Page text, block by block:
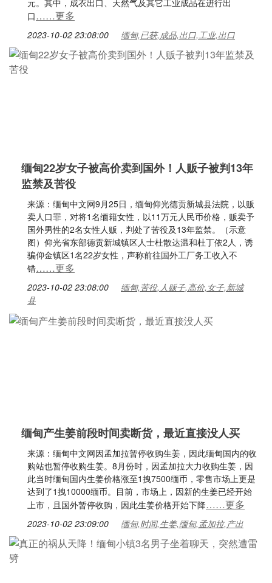
元。其中，成衣出口、天然气及其它工业成品在进行出
口……更多
2023-10-02 23:08:00 缅甸,已获,成品,出口,工业,出口
缅甸22岁女子被高价卖到国外！人贩子被判13年
监禁及苦役
来源：缅甸中文网9月25日，缅甸仰光德贡新城县法院，以贩
卖人口罪，对将1名缅籍女性，以11万元人民币价格，贩卖予
国外男性的2名女性人贩，判处了苦役及13年监禁。（示意
图）仰光省东部德贡新城镇区人士杜散达温和杜丁依2人，诱
骗仰金镇区1名22岁女性，声称前往国外工厂务工收入不
错……更多
2023-10-02 23:08:00
缅甸,苦役,人贩子,高价,女子,新城
县
缅甸产生姜前段时间卖断货，最近直接没人买
来源：缅甸中文网因孟加拉暂停收购生姜，因此缅甸国内的收
购站也暂停收购生姜。8月份时，因孟加拉大力收购生姜，因
此当时缅甸国内生姜价格涨至1拽7500缅币，零售市场上更是
达到了1拽10000缅币。目前，市场上，因新的生姜已经开始
上市，且国外暂停收购，因此生姜价格开始下降……更多
2023-10-02 23:09:00 缅甸,时间,生姜,缅甸,孟加拉,产出